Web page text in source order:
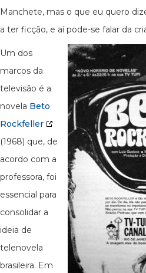
Manchete, mas o que eu quero
a ter ficção, e aí pode-se falar da
Um dos
marcos da
televisão é a
novela Beto
Rockfeller
(1968) que, de
acordo com a
professora, foi
essencial para
consolidar a
ideia de
telenovela
brasileira. Em